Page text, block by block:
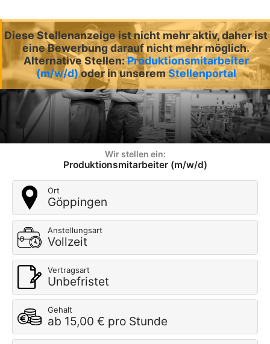
Diese Stellenanzeige ist nicht mehr aktiv, daher ist
eine Bewerbung darauf nicht mehr möglich.
Alternative Stellen:Produktionsmitarbeiter
(m/w/d) oder in unserem Stellenportal
Wir stellen ein:
Produktionsmitarbeiter (m/w/d)
Ort
Göppingen
Anstellungsart
Vollzeit
Vertragsart
Unbefristet
Gehalt
ab 15,00 € pro Stunde